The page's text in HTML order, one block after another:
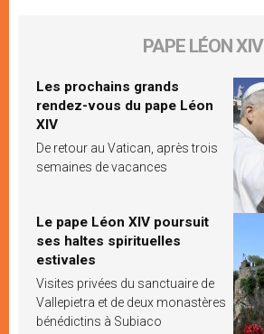
PAPE LÉON XIV
Les prochains grands
rendez-vous du pape Léon
XIV
De retour au Vatican, après trois
semaines de vacances
Le pape Léon XIV poursuit
ses haltes spirituelles
estivales
Visites privées du sanctuaire de
Vallepietra et de deux monastères
bénédictins à Subiaco